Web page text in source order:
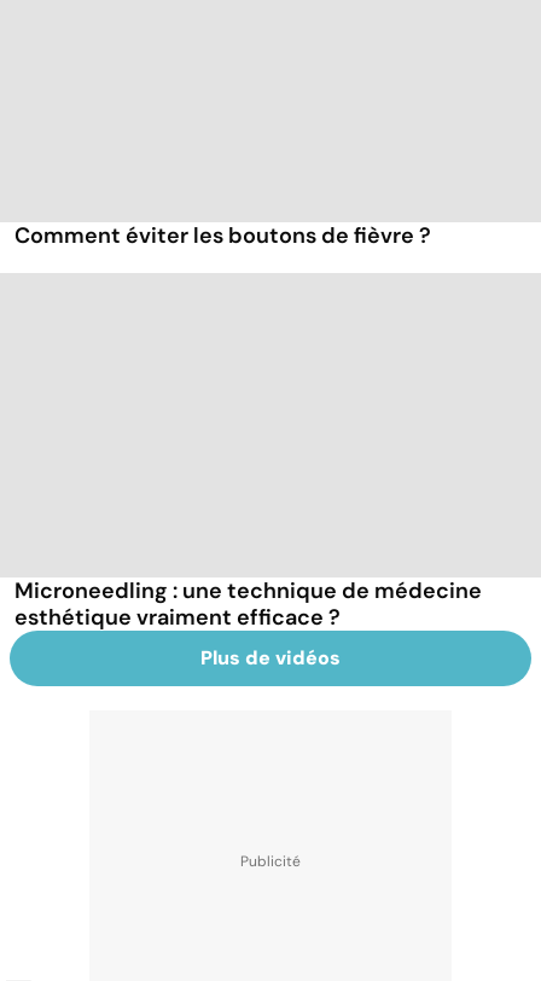
Comment éviter les boutons de fièvre ?
Microneedling : une technique de médecine
esthétique vraiment efficace ?
Plus de vidéos